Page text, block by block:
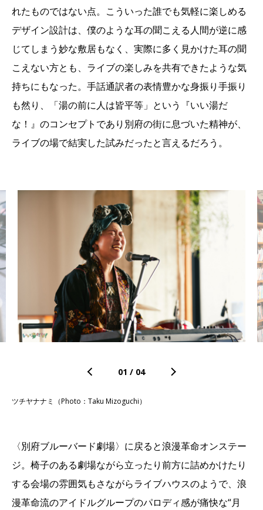
れたものではない点。こういった誰でも気軽に楽しめる
デザイン設計は、僕のような耳の聞こえる人間が逆に感
じてしまう妙な敷居もなく、実際に多く見かけた耳の聞
こえない方とも、ライブの楽しみを共有できたような気
持ちにもなった。手話通訳者の表情豊かな身振り手振り
も然り、「湯の前に人は皆平等」という『いい湯だ
な！』のコンセプトであり別府の街に息づいた精神が、
ライブの場で結実した試みだったと言えるだろう。
01 / 04
ツチヤナナミ（Photo：Taku Mizoguchi）
〈別府ブルーバード劇場〉に戻ると浪漫革命オンステー
ジ。椅子のある劇場ながら立ったり前方に詰めかけたり
する会場の雰囲気もさながらライブハウスのようで、浪
漫革命流のアイドルグループのパロディ感が痛快な“月